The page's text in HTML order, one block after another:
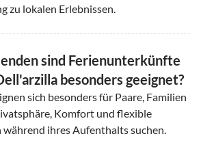
zu lokalen Erlebnissen.
sind Ferienunterkünfte
besonders geeignet?
sich besonders für Paare, Familien
Komfort und flexible
ihres Aufenthalts suchen.